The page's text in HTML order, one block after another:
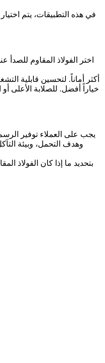
في هذه التطبيقات، يتم اختيار
اختر الفولاذ المقاوم
وهدف التحمل، وبيئة